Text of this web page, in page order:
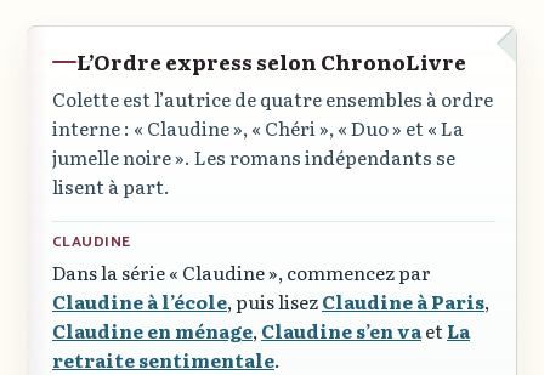
L’Ordre express selon ChronoLivre
Colette est l’autrice de quatre ensembles à ordre
interne : « Claudine »,« Chéri »,« Duo » et« La
jumelle noire ». Les romans indépendants se
lisent à part.
CLAUDINE
Dans la série« Claudine », commencez par
Claudine à l’école, puis lisezClaudine à Paris,
Claudine en ménage,Claudine s’en vaetLa
retraite sentimentale.